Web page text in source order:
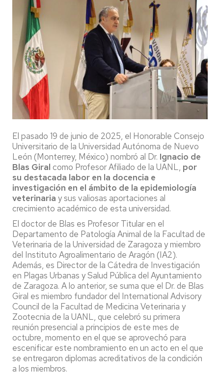
El pasado 19 de junio de 2025, el Honorable Consejo
Universitario de la Universidad Autónoma de Nuevo
León (Monterrey, México) nombró al Dr. Ignacio de
Blas Giral como Profesor Afiliado de la UANL, por
su destacada labor en la docencia e
investigación en el ámbito de la epidemiología
veterinaria y sus valiosas aportaciones al
crecimiento académico de esta universidad.
El doctor de Blas es Profesor Titular en el
Departamento de Patología Animal de la Facultad de
Veterinaria de la Universidad de Zaragoza y miembro
del Instituto Agroalimentario de Aragón (IA2).
Además, es Director de la Cátedra de Investigación
en Plagas Urbanas y Salud Pública del Ayuntamiento
de Zaragoza. A lo anterior, se suma que el Dr. de Blas
Giral es miembro fundador del International Advisory
Council de la Facultad de Medicina Veterinaria y
Zootecnia de la UANL, que celebró su primera
reunión presencial a principios de este mes de
octubre, momento en el que se aprovechó para
escenificar este nombramiento en un acto en el que
se entregaron diplomas acreditativos de la condición
a los miembros.